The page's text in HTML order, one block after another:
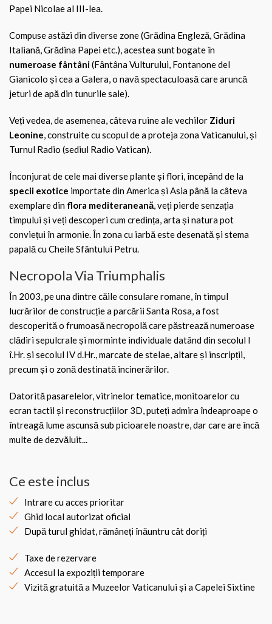
Papei Nicolae al III-lea.
Compuse astăzi din diverse zone (Grădina Engleză, Grădina
Italiană, Grădina Papei etc.), acestea sunt bogate în
numeroase fântâni(Fântâna Vulturului, Fontanone del
Gianicolo și cea a Galera, o navă spectaculoasă care aruncă
jeturi de apă din tunurile sale).
Veți vedea, de asemenea, câteva ruine ale vechilor Ziduri
Leonine, construite cu scopul de a proteja zona Vaticanului, și
Turnul Radio (sediul Radio Vatican).
Înconjurat de cele mai diverse plante și flori, începând de la
specii exotice importate din America și Asia până la câteva
exemplare din flora mediteraneană, veți pierde senzația
timpului și veți descoperi cum credința, arta și natura pot
conviețui în armonie. În zona cu iarbă este desenată și stema
papală cu Cheile Sfântului Petru.
Necropola Via Triumphalis
În 2003, pe una dintre căile consulare romane, în timpul
lucrărilor de construcție a parcării Santa Rosa, a fost
descoperită o frumoasă necropolă care păstrează numeroase
clădiri sepulcrale și morminte individuale datând din secolul I
î.Hr. și secolul IV d.Hr., marcate de stelae, altare și inscripții,
precum și o zonă destinată incinerărilor.
Datorită pasarelelor, vitrinelor tematice, monitoarelor cu
ecran tactil și reconstrucțiilor 3D, puteți admira îndeaproape o
întreagă lume ascunsă sub picioarele noastre, dar care are încă
multe de dezvăluit...
Ce este inclus
Intrare cu acces prioritar
Ghid local autorizat oficial
După turul ghidat, rămâneți înăuntru cât doriți
Taxe de rezervare
Accesul la expoziții temporare
Vizită gratuită a Muzeelor Vaticanului și a Capelei Sixtine